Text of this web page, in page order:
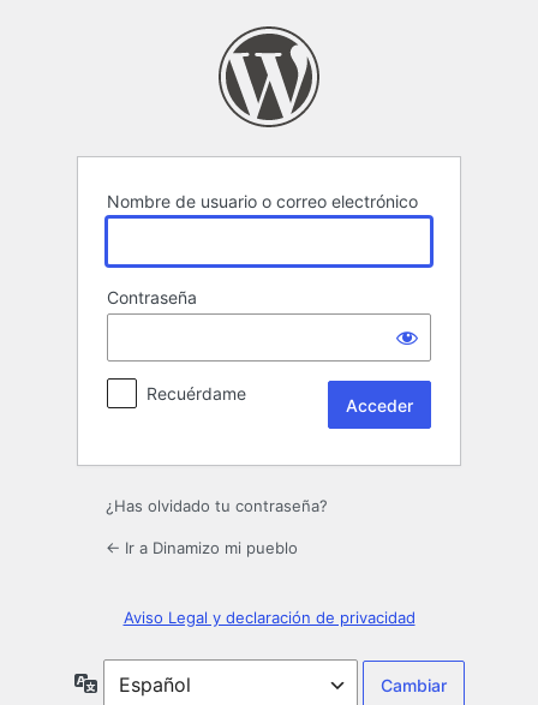
Nombre de usuario o correo electrónico
Contraseña
Recuérdame
¿Has olvidado tu contraseña?
← Ir a Dinamizo mi pueblo
Aviso Legal y declaración de privacidad
Idioma